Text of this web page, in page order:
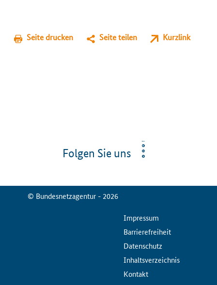
Seite drucken Seite teilen Kurzlink
Folgen Sie uns
© Bundesnetzagentur - 2026
ServiceMenuImpressum
Barrierefreiheit
Datenschutz
Inhaltsverzeichnis
Kontakt